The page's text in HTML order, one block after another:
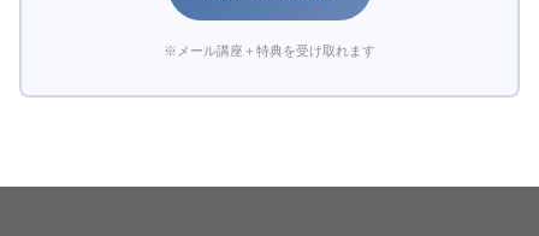
※メール講座＋特典を受け取れます